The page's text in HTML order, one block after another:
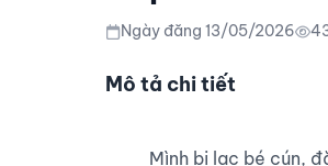
Ngày đăng 13/05/2026
Mô tả chi tiết